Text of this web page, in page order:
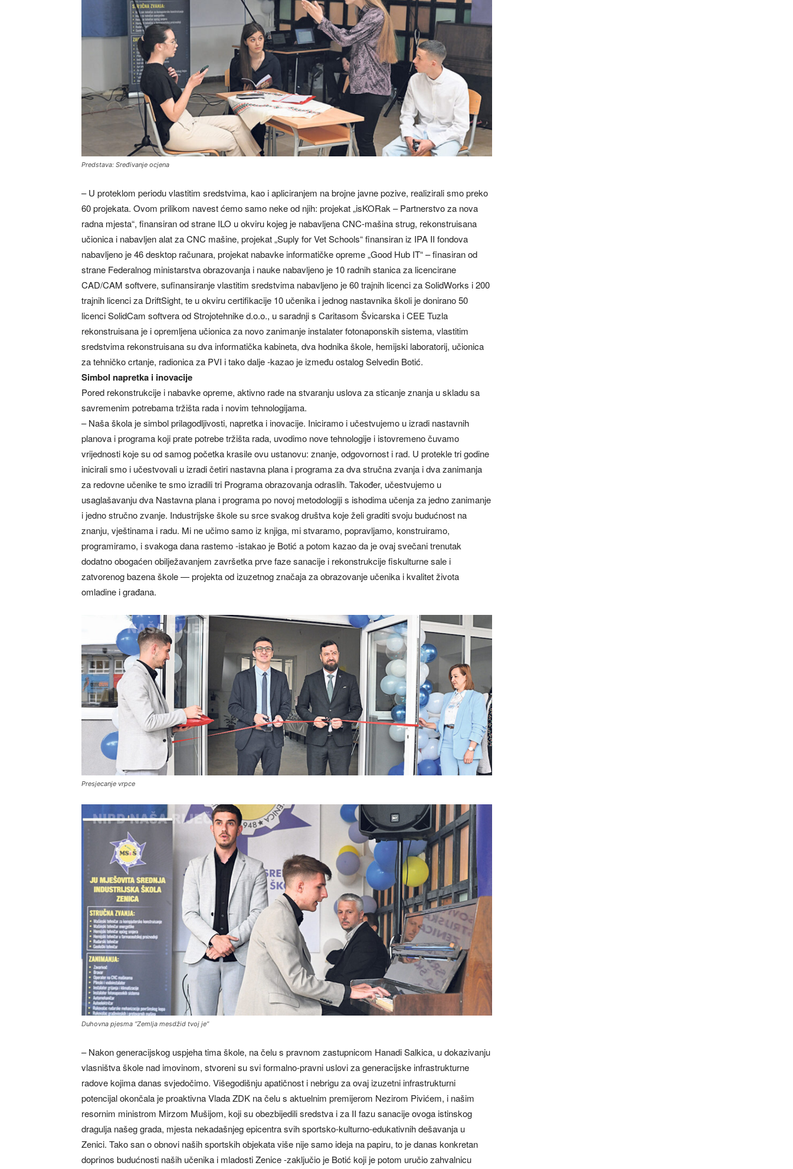
Predstava: Sređivanje ocjena
– U proteklom periodu vlastitim sredstvima, kao i apliciranjem na brojne javne pozive, realizirali smo preko
60 projekata. Ovom prilikom navest ćemo samo neke od njih: projekat „isKORak – Partnerstvo za nova
radna mjesta“, finansiran od strane ILO u okviru kojeg je nabavljena CNC-mašina strug, rekonstruisana
učionica i nabavljen alat za CNC mašine, projekat „Suply for Vet Schools“ finansiran iz IPA II fondova
nabavljeno je 46 desktop računara, projekat nabavke informatičke opreme „Good Hub IT“ – finasiran od
strane Federalnog ministarstva obrazovanja i nauke nabavljeno je 10 radnih stanica za licencirane
CAD/CAM softvere, sufinansiranje vlastitim sredstvima nabavljeno je 60 trajnih licenci za SolidWorks i 200
trajnih licenci za DriftSight, te u okviru certifikacije 10 učenika i jednog nastavnika školi je donirano 50
licenci SolidCam softvera od Strojotehnike d.o.o., u saradnji s Caritasom Švicarska i CEE Tuzla
rekonstruisana je i opremljena učionica za novo zanimanje instalater fotonaponskih sistema, vlastitim
sredstvima rekonstruisana su dva informatička kabineta, dva hodnika škole, hemijski laboratorij, učionica
za tehničko crtanje, radionica za PVI i tako dalje -kazao je između ostalog Selvedin Botić.
Simbol napretka i inovacije
Pored rekonstrukcije i nabavke opreme, aktivno rade na stvaranju uslova za sticanje znanja u skladu sa
savremenim potrebama tržišta rada i novim tehnologijama.
– Naša škola je simbol prilagodljivosti, napretka i inovacije. Iniciramo i učestvujemo u izradi nastavnih
planova i programa koji prate potrebe tržišta rada, uvodimo nove tehnologije i istovremeno čuvamo
vrijednosti koje su od samog početka krasile ovu ustanovu: znanje, odgovornost i rad. U protekle tri godine
inicirali smo i učestvovali u izradi četiri nastavna plana i programa za dva stručna zvanja i dva zanimanja
za redovne učenike te smo izradili tri Programa obrazovanja odraslih. Također, učestvujemo u
usaglašavanju dva Nastavna plana i programa po novoj metodologiji s ishodima učenja za jedno zanimanje
i jedno stručno zvanje. Industrijske škole su srce svakog društva koje želi graditi svoju budućnost na
znanju, vještinama i radu. Mi ne učimo samo iz knjiga, mi stvaramo, popravljamo, konstruiramo,
programiramo, i svakoga dana rastemo -istakao je Botić a potom kazao da je ovaj svečani trenutak
dodatno obogaćen obilježavanjem završetka prve faze sanacije i rekonstrukcije fiskulturne sale i
zatvorenog bazena škole — projekta od izuzetnog značaja za obrazovanje učenika i kvalitet života
omladine i građana.
Presjecanje vrpce
Duhovna pjesma “Zemlja mesdžid tvoj je”
– Nakon generacijskog uspjeha tima škole, na čelu s pravnom zastupnicom Hanadi Salkica, u dokazivanju
vlasništva škole nad imovinom, stvoreni su svi formalno-pravni uslovi za generacijske infrastrukturne
radove kojima danas svjedočimo. Višegodišnju apatičnost i nebrigu za ovaj izuzetni infrastrukturni
potencijal okončala je proaktivna Vlada ZDK na čelu s aktuelnim premijerom Nezirom Pivićem, i našim
resornim ministrom Mirzom Mušijom, koji su obezbijedili sredstva i za II fazu sanacije ovoga istinskog
dragulja našeg grada, mjesta nekadašnjeg epicentra svih sportsko-kulturno-edukativnih dešavanja u
Zenici. Tako san o obnovi naših sportskih objekata više nije samo ideja na papiru, to je danas konkretan
doprinos budućnosti naših učenika i mladosti Zenice -zaključio je Botić koji je potom uručio zahvalnicu